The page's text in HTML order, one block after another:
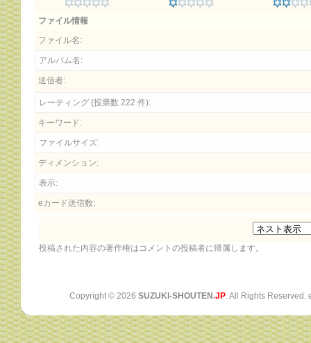
ファイル情報
ファイル名:
アルバム名:
送信者:
レーティング (投票数 222 件):
キーワード:
ファイルサイズ:
ディメンション:
表示:
eカード送信数:
投稿された内容の著作権はコメントの投稿者に帰属します。
Copyright © 2026 SUZUKI-SHOUTEN.JP. All Rights Reserved.